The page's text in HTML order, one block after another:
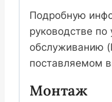
Подробную
руководстве по
обслуживанию
поставляемом
Монтаж